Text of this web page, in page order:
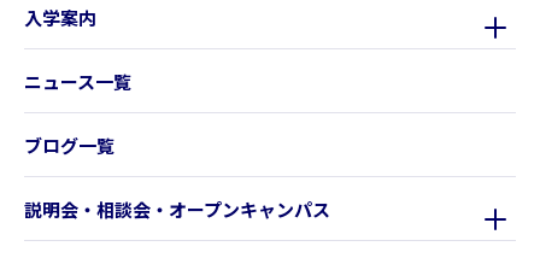
入学案内
ニュース一覧
ブログ一覧
説明会・相談会・オープンキャンパス